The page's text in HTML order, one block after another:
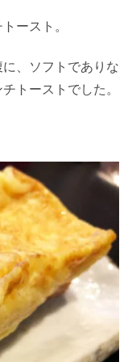
ースト。
、ソフトでありな
トーストでした。